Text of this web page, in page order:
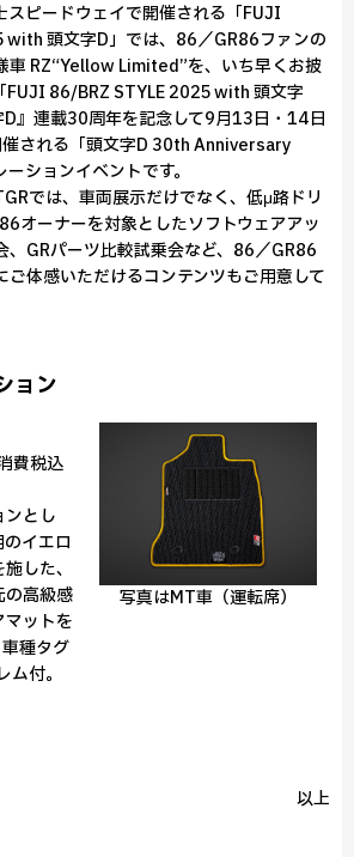
ピードウェイで開催される「FUJI
with 頭文字D」では、86／GR86ファンの
車 RZ“Yellow Limited”を、いち早くお披
FUJI 86/BRZ STYLE 2025 with 頭文字
D』連載30周年を記念して9月13日・14日
される「頭文字D 30th Anniversary
ションイベントです。
では、車両展示だけでなく、低μ路ドリ
オーナーを対象としたソフトウェアアッ
、GRパーツ比較試乗会など、86／GR86
ご体感いただけるコンテンツもご用意して
ョン
費税込
ンとし
イエロ
した、
の高級感
マットを
種タグ
付。
写真はMT車（運転席）
以上